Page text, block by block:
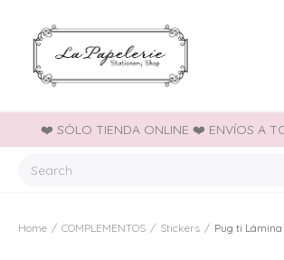
❤️ SÓLO TIENDA ONLINE ❤️ ENVÍOS A
Home / COMPLEMENTOS / Stickers / Pug ti